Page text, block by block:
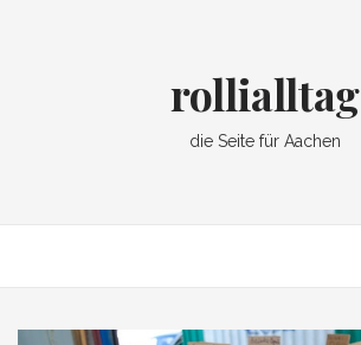
rollialltag
die Seite für Aachen